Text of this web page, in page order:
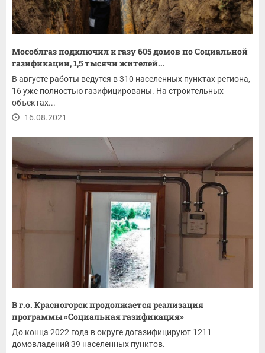
Мособлгаз подключил к газу 605 домов по Социальной
газификации, 1,5 тысячи жителей...
В августе работы ведутся в 310 населенных пунктах региона,
16 уже полностью газифицированы. На строительных
объектах...
16.08.2021
В г.о. Красногорск продолжается реализация
программы «Социальная газификация»
До конца 2022 года в округе догазифицируют 1211
домовладений 39 населенных пунктов.